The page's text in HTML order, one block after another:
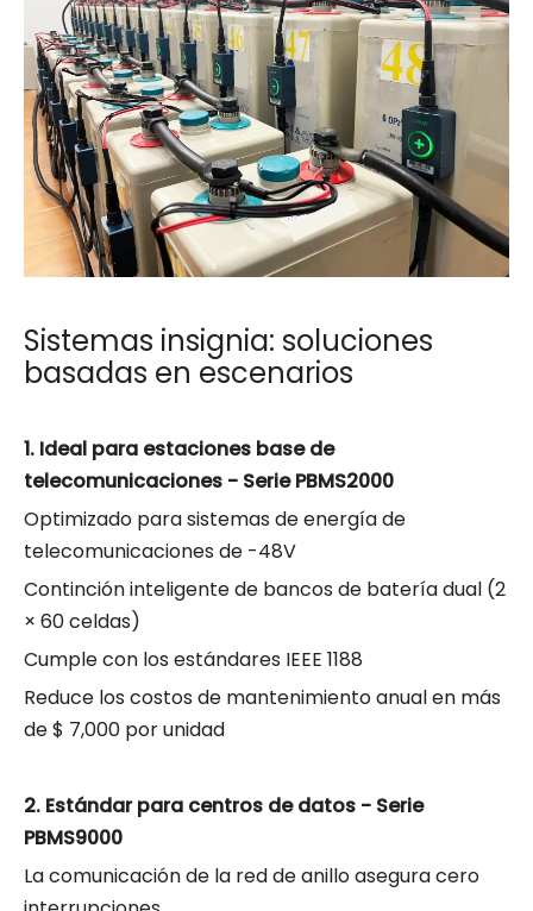
Sistemas insignia: soluciones
basadas en escenarios
1. Ideal para estaciones base de
telecomunicaciones - Serie PBMS2000
Optimizado para sistemas de energía de
telecomunicaciones de -48V
Continción inteligente de bancos de batería dual (2
× 60 celdas)
Cumple con los estándares IEEE 1188
Reduce los costos de mantenimiento anual en más
de $ 7,000 por unidad
2. Estándar para centros de datos - Serie
PBMS9000
La comunicación de la red de anillo asegura cero